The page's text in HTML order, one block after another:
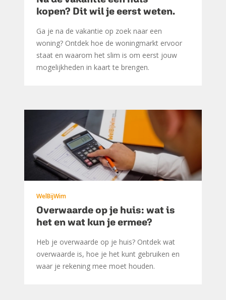
kopen? Dit wil je eerst weten.
Ga je na de vakantie op zoek naar een
woning? Ontdek hoe de woningmarkt ervoor
staat en waarom het slim is om eerst jouw
mogelijkheden in kaart te brengen.
WelBijWim
Overwaarde op je huis: wat is
het en wat kun je ermee?
Heb je overwaarde op je huis? Ontdek wat
overwaarde is, hoe je het kunt gebruiken en
waar je rekening mee moet houden.